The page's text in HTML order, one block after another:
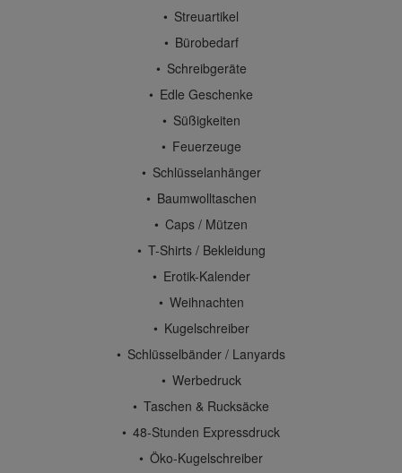
Streuartikel
Bürobedarf
Schreibgeräte
Edle Geschenke
Süßigkeiten
Feuerzeuge
Schlüsselanhänger
Baumwolltaschen
Caps / Mützen
T-Shirts / Bekleidung
Erotik-Kalender
Weihnachten
Kugelschreiber
Schlüsselbänder / Lanyards
Werbedruck
Taschen & Rucksäcke
48-Stunden Expressdruck
Öko-Kugelschreiber